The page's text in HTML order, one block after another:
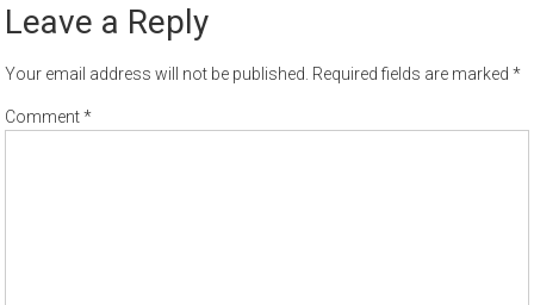
Leave a Reply
Your email address will not be published. Required fields are marked*
Comment*